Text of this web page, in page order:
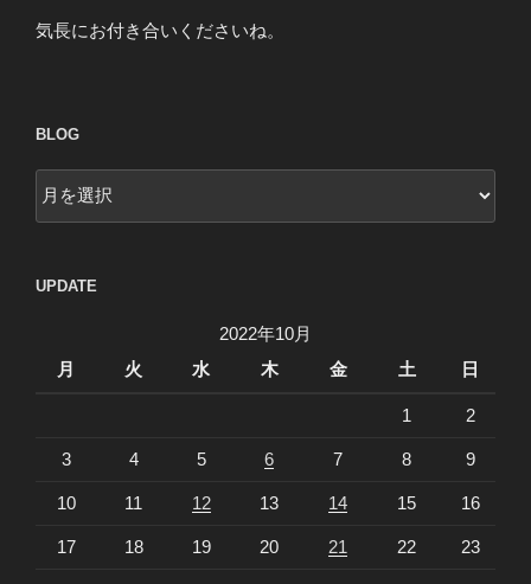
気長にお付き合いくださいね。
BLOG
UPDATE
2022年10月
月
火 水 木 金 土 日
1 2
3 4 5 6 7 8 9
10 11 12 13 14 15 16
17 18 19 20 21 22 23